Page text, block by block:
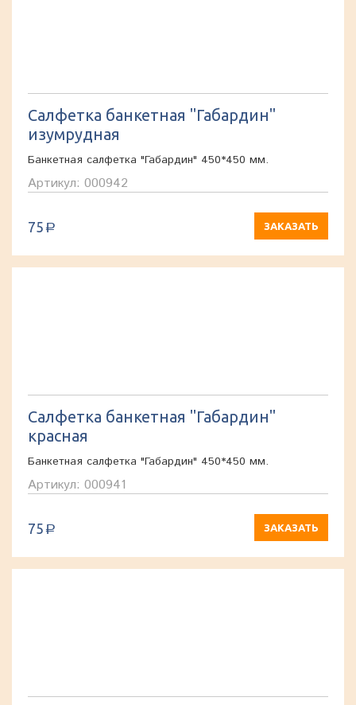
Салфетка банкетная "Габардин"
изумрудная
Банкетная салфетка "Габардин" 450*450 мм.
Артикул: 000942
75 a ЗАКАЗАТЬ
Салфетка банкетная "Габардин"
красная
Банкетная салфетка "Габардин" 450*450 мм.
Артикул: 000941
75 a ЗАКАЗАТЬ